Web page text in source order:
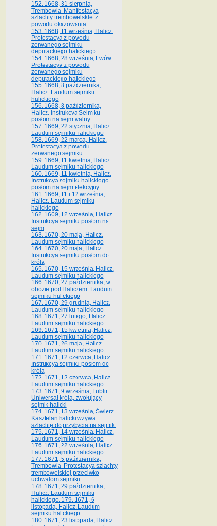
152. 1668, 31 sierpnia,
Trembowla. Manifestacya
szlachty trembowelskiej z
powodu okazowania
153. 1668, 11 września, Halicz.
Protestacya z powodu
zerwanego sejmiku
deputackiego halickiego
154. 1668, 28 września, Lwów.
Protestacya z powodu
zerwanego sejmiku
deputackiego halickiego
155. 1668, 8 października,
Halicz. Laudum sejmiku
halickiego
156. 1668, 8 października,
Halicz. Instrukcya Sejmiku
posłom na sejm walny
157. 1669, 22 stycznia, Halicz.
Laudum sejmiku halickiego
158. 1669, 22 marca, Halicz.
Protestacya z powodu
zerwanego sejmiku
159. 1669, 11 kwietnia, Halicz.
Laudum sejmiku halickiego
160. 1669, 11 kwietnia, Halicz.
Instrukcya sejmiku halickiego
posłom na sejm elekcyjny
161. 1669, 11 i 12 września,
Halicz. Laudum sejmiku
halickiego
162. 1669, 12 września, Halicz.
Instrukcya sejmiku posłom na
sejm
163. 1670, 20 maja, Halicz.
Laudum sejmiku halickiego
164. 1670, 20 maja, Halicz.
Instrukcya sejmiku posłom do
króla
165. 1670, 15 września, Halicz.
Laudum sejmiku halickiego
166. 1670, 27 października, w
obozie pod Haliczem. Laudum
sejmiku halickiego
167. 1670, 29 grudnia, Halicz.
Laudum sejmiku halickiego
168. 1671, 27 lutego, Halicz.
Laudum sejmiku halickiego
169. 1671, 15 kwietnia, Halicz.
Laudum sejmiku halickiego
170. 1671, 26 maja, Halicz.
Laudum sejmiku halickiego
171. 1671, 12 czerwca, Halicz.
Instrukcya sejmiku posłom do
króla
172. 1671, 12 czerwca, Halicz.
Laudum sejmiku halickiego
173. 1671, 9 września, Lublin.
Uniwersał króla, zwołujący
sejmik halicki
174. 1671, 13 września, Świerz.
Kasztelan halicki wzywa
szlachtę do przybycia na sejmik.
175. 1671, 14 września, Halicz.
Laudum sejmiku halickiego
176. 1671, 22 września, Halicz.
Laudum sejmiku halickiego
177. 1671, 5 października,
Trembowla. Protestacya szlachty
trembowelskiej przeciwko
uchwałom sejmiku
178. 1671, 29 października,
Halicz. Laudum sejmiku
halickiego. 179. 1671, 6
listopada, Halicz. Laudum
sejmiku halickiego
180. 1671, 23 listopada, Halicz.